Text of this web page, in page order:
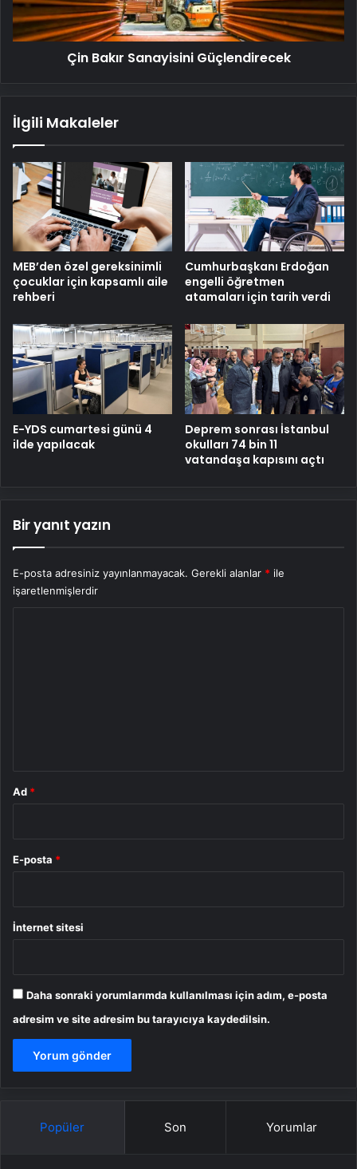
Çin Bakır Sanayisini Güçlendirecek
İlgili Makaleler
MEB’den özel gereksinimli
çocuklar için kapsamlı aile
rehberi
Cumhurbaşkanı Erdoğan
engelli öğretmen
atamaları için tarih verdi
E-YDS cumartesi günü 4
ilde yapılacak
Deprem sonrası İstanbul
okulları 74 bin 11
vatandaşa kapısını açtı
Bir yanıt yazın
E-posta adresiniz yayınlanmayacak. Gerekli alanlar * ile
işaretlenmişlerdir
Ad *
E-posta *
İnternet sitesi
Daha sonraki yorumlarımda kullanılması için adım, e-posta
adresim ve site adresim bu tarayıcıya kaydedilsin.
Popüler Son Yorumlar